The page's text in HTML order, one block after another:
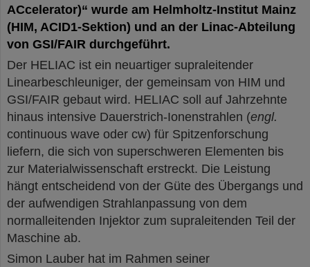
ACcelerator)“ wurde am Helmholtz-Institut Mainz
(HIM, ACID1-Sektion) und an der Linac-Abteilung
von GSI/FAIR durchgeführt.
Der HELIAC ist ein neuartiger supraleitender
Linearbeschleuniger, der gemeinsam von HIM und
GSI/FAIR gebaut wird. HELIAC soll auf Jahrzehnte
hinaus intensive Dauerstrich-Ionenstrahlen (engl.
continuous wave oder cw) für Spitzenforschung
liefern, die sich von superschweren Elementen bis
zur Materialwissenschaft erstreckt. Die Leistung
hängt entscheidend von der Güte des Übergangs und
der aufwendigen Strahlanpassung von dem
normalleitenden Injektor zum supraleitenden Teil der
Maschine ab.
Simon Lauber hat im Rahmen seiner